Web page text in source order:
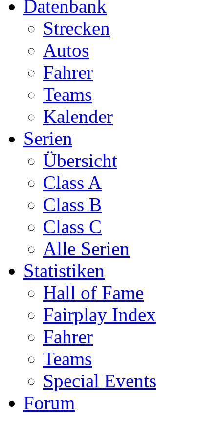
Datenbank
Strecken
Autos
Fahrer
Teams
Kalender
Serien
Übersicht
Class A
Class B
Class C
Alle Serien
Statistiken
Hall of Fame
Fairplay Index
Fahrer
Teams
Special Events
Forum